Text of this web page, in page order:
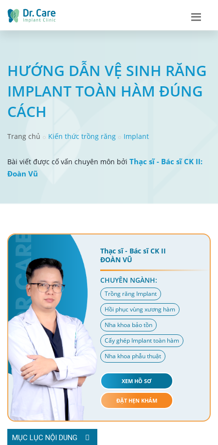
HƯỚNG DẪN VỆ SINH RĂNG
IMPLANT TOÀN HÀM ĐÚNG
CÁCH
Trang chủ Kiến thức trồng răng Implant
Bài viết được cố vấn chuyên môn bởi Thạc sĩ - Bác sĩ CK II:
Đoàn Vũ
Thạc sĩ - Bác sĩ CK II
ĐOÀN VŨ
CHUYÊN NGÀNH:
Trồng răng Implant
Hồi phục vùng xương hàm
Nha khoa bảo tồn
Cấy ghép Implant toàn hàm
Nha khoa phẫu thuật
XEM HỒ SƠ
ĐẶT HẸN KHÁM
MỤC LỤC NỘI DUNG